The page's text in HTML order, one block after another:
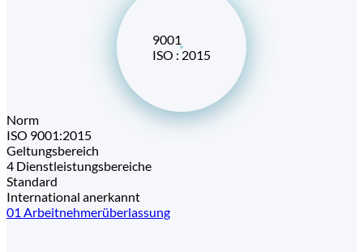
9001
ISO : 2015
Norm
ISO 9001:2015
Geltungsbereich
4 Dienstleistungsbereiche
Standard
International anerkannt
01 Arbeitnehmerüberlassung